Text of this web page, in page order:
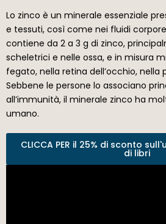
Lo zinco è un minerale essenziale
e tessuti, così come nei fluidi
contiene da 2 a 3 g di zinco,
scheletrici e nelle ossa, e in misura
fegato, nella retina dell’occhio, nella
Sebbene le persone lo associano
all’immunità, il minerale zinco ha
umano.
CLICCA PER il 25% di sconto
di libri